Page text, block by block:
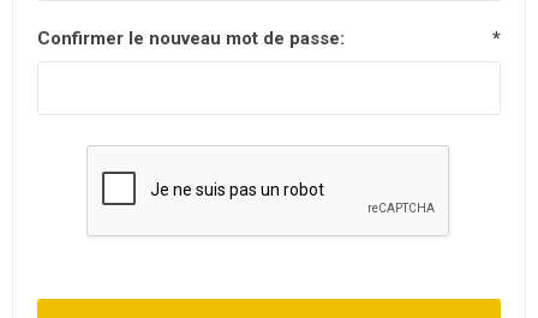
Confirmer le nouveau mot de passe: *